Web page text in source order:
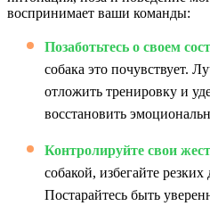
воспринимает ваши команды:
Позаботьтесь о своем
собака это почувствует.
отложить тренировку и
восстановить
Контролируйте свои
собакой, избегайте
Постарайтесь быть